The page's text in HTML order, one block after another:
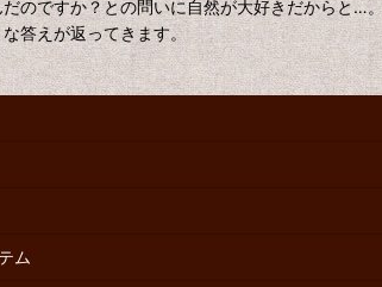
のですか？との問いに自然が大好きだからと…。
答えが返ってきます。
ム